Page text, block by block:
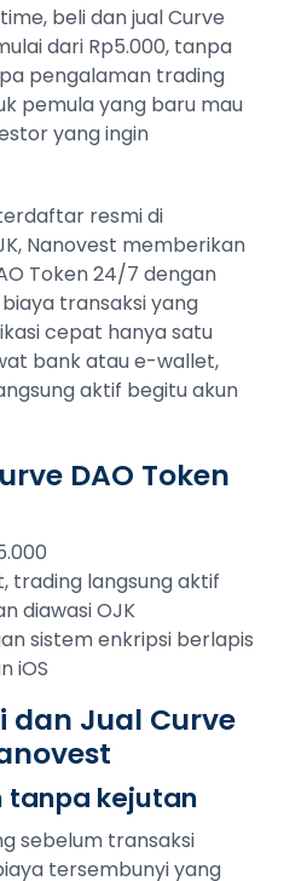
beli dan jual Curve
dari Rp5.000, tanpa
pengalaman trading
pemula yang baru mau
yang ingin
resmi di
Nanovest memberikan
Token 24/7 dengan
transaksi yang
cepat hanya satu
bank atau e-wallet,
aktif begitu akun
DAO Token
trading langsung aktif
diawasi OJK
sistem enkripsi berlapis
iOS
dan Jual Curve
tanpa kejutan
sebelum transaksi
tersembunyi yang